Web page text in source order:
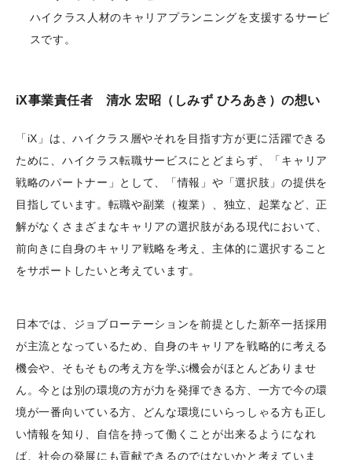
ハイクラス人材のキャリアプランニングを支援するサービ
スです。
iX事業責任者 清水 宏昭（しみず ひろあき）の想い
「iX」は、ハイクラス層やそれを目指す方が更に活躍できる
ために、ハイクラス転職サービスにとどまらず、「キャリア
戦略のパートナー」として、「情報」や「選択肢」の提供を
目指しています。転職や副業（複業）、独立、起業など、正
解がなくさまざまなキャリアの選択肢がある現代において、
前向きに自身のキャリア戦略を考え、主体的に選択すること
をサポートしたいと考えています。
日本では、ジョブローテーションを前提とした新卒一括採用
が主流となっているため、自身のキャリアを戦略的に考える
機会や、そもそもの考え方を学ぶ機会がほとんどありませ
ん。今とは別の環境の方が力を発揮できる方、一方で今の環
境が一番向いている方、どんな環境にいらっしゃる方も正し
い情報を知り、自信を持って働くことが出来るようになれ
ば、社会の発展にも貢献できるのではないかと考えていま